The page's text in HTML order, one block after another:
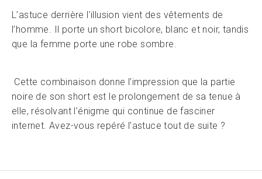
L’astuce derrière l’illusion vient des vêtements de
l’homme. Il porte un short bicolore, blanc et noir, tandis
que la femme porte une robe sombre.
Cette combinaison donne l’impression que la partie
noire de son short est le prolongement de sa tenue à
elle, résolvant l’énigme qui continue de fasciner
internet. Avez-vous repéré l’astuce tout de suite ?